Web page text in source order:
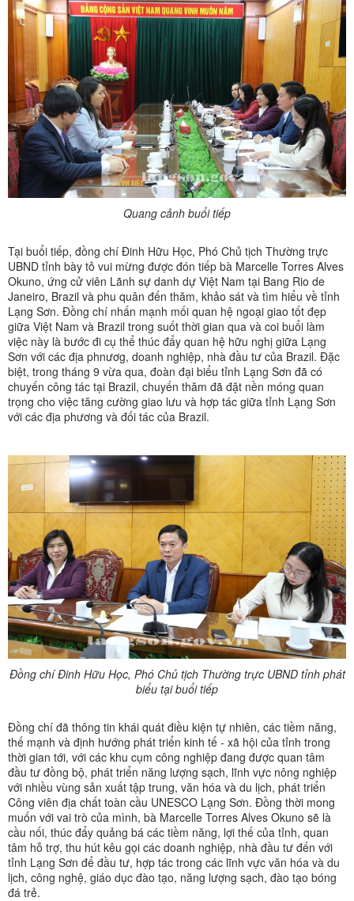
Quang cảnh buổi tiếp
Tại buổi tiếp, đồng chí Đinh Hữu Học, Phó Chủ tịch Thường trực
UBND tỉnh bày tỏ vui mừng được đón tiếp bà Marcelle Torres Alves
Okuno, ứng cử viên Lãnh sự danh dự Việt Nam tại Bang Rio de
Janeiro, Brazil và phu quân đến thăm, khảo sát và tìm hiểu về tỉnh
Lạng Sơn. Đồng chí nhấn mạnh mối quan hệ ngoại giao tốt đẹp
giữa Việt Nam và Brazil trong suốt thời gian qua và coi buổi làm
việc này là bước đi cụ thể thúc đẩy quan hệ hữu nghị giữa Lạng
Sơn với các địa phnươg, doanh nghiệp, nhà đầu tư của Brazil. Đặc
biệt, trong tháng 9 vừa qua, đoàn đại biểu tỉnh Lạng Sơn đã có
chuyến công tác tại Brazil, chuyến thăm đã đặt nền móng quan
trọng cho việc tăng cường giao lưu và hợp tác giữa tỉnh Lạng Sơn
với các địa phương và đối tác của Brazil.
Đồng chí Đinh Hữu Học, Phó Chủ tịch Thường trực UBND tỉnh phát
biểu tại buổi tiếp
Đồng chí đã thông tin khái quát điều kiện tự nhiên, các tiềm năng,
thế mạnh và định hướng phát triển kinh tế - xã hội của tỉnh trong
thời gian tới, với các khu cụm công nghiệp đang được quan tâm
đầu tư đồng bộ, phát triển năng lượng sạch, lĩnh vực nông nghiệp
với nhiều vùng sản xuất tập trung, văn hóa và du lịch, phát triển
Công viên địa chất toàn cầu UNESCO Lạng Sơn. Đồng thời mong
muốn với vai trò của mình, bà Marcelle Torres Alves Okuno sẽ là
cầu nối, thúc đẩy quảng bá các tiềm năng, lợi thế của tỉnh, quan
tâm hỗ trợ, thu hút kêu gọi các doanh nghiệp, nhà đầu tư đến với
tỉnh Lạng Sơn để đầu tư, hợp tác trong các lĩnh vực văn hóa và du
lịch, công nghệ, giáo dục đào tạo, năng lượng sạch, đào tạo bóng
đá trẻ.